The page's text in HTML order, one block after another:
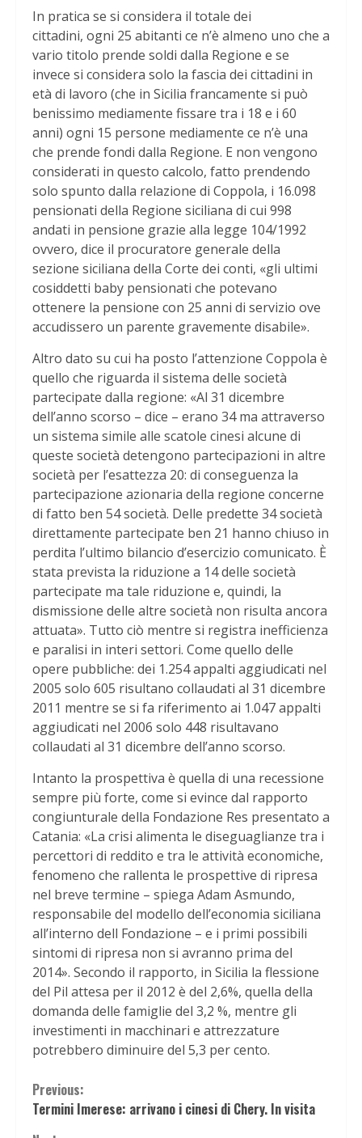
In pratica se si considera il totale dei
cittadini, ogni 25 abitanti ce n’è almeno uno che a
vario titolo prende soldi dalla Regione e se
invece si considera solo la fascia dei cittadini in
età di lavoro (che in Sicilia francamente si può
benissimo mediamente fissare tra i 18 e i 60
anni) ogni 15 persone mediamente ce n’è una
che prende fondi dalla Regione. E non vengono
considerati in questo calcolo, fatto prendendo
solo spunto dalla relazione di Coppola, i 16.098
pensionati della Regione siciliana di cui 998
andati in pensione grazie alla legge 104/1992
ovvero, dice il procuratore generale della
sezione siciliana della Corte dei conti, «gli ultimi
cosiddetti baby pensionati che potevano
ottenere la pensione con 25 anni di servizio ove
accudissero un parente gravemente disabile».
Altro dato su cui ha posto l’attenzione Coppola è
quello che riguarda il sistema delle società
partecipate dalla regione: «Al 31 dicembre
dell’anno scorso – dice – erano 34 ma attraverso
un sistema simile alle scatole cinesi alcune di
queste società detengono partecipazioni in altre
società per l’esattezza 20: di conseguenza la
partecipazione azionaria della regione concerne
di fatto ben 54 società. Delle predette 34 società
direttamente partecipate ben 21 hanno chiuso in
perdita l’ultimo bilancio d’esercizio comunicato. È
stata prevista la riduzione a 14 delle società
partecipate ma tale riduzione e, quindi, la
dismissione delle altre società non risulta ancora
attuata». Tutto ciò mentre si registra inefficienza
e paralisi in interi settori. Come quello delle
opere pubbliche: dei 1.254 appalti aggiudicati nel
2005 solo 605 risultano collaudati al 31 dicembre
2011 mentre se si fa riferimento ai 1.047 appalti
aggiudicati nel 2006 solo 448 risultavano
collaudati al 31 dicembre dell’anno scorso.
Intanto la prospettiva è quella di una recessione
sempre più forte, come si evince dal rapporto
congiunturale della Fondazione Res presentato a
Catania: «La crisi alimenta le diseguaglianze tra i
percettori di reddito e tra le attività economiche,
fenomeno che rallenta le prospettive di ripresa
nel breve termine – spiega Adam Asmundo,
responsabile del modello dell’economia siciliana
all’interno dell Fondazione – e i primi possibili
sintomi di ripresa non si avranno prima del
2014». Secondo il rapporto, in Sicilia la flessione
del Pil attesa per il 2012 è del 2,6%, quella della
domanda delle famiglie del 3,2 %, mentre gli
investimenti in macchinari e attrezzature
potrebbero diminuire del 5,3 per cento.
Continue
Reading
Previous:
Termini Imerese: arrivano i cinesi di Chery. In visita